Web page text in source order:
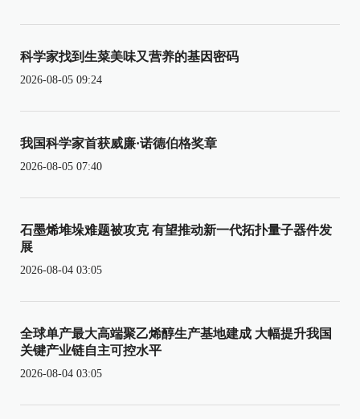
科学家找到生菜美味又营养的基因密码
2026-08-05 09:24
我国科学家首获威廉·诺德伯格奖章
2026-08-05 07:40
石墨烯堆垛难题被攻克 有望推动新一代拓扑量子器件发
展
2026-08-04 03:05
全球单产最大高端聚乙烯醇生产基地建成 大幅提升我国
关键产业链自主可控水平
2026-08-04 03:05